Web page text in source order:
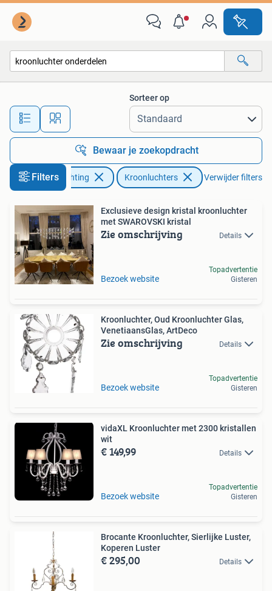
Alle afstanden…
Sorteer op
Bewaar je zoekopdracht
Filters
Huis en Inrichting Kroonluchters Verwijder filters
Exclusieve design kristal kroonluchter
met SWAROVSKI kristal
Zie omschrijving Details
Bezoek website
Topadvertentie
Gisteren
Kroonluchter, Oud Kroonluchter Glas,
VenetiaansGlas, ArtDeco
Zie omschrijving Details
Bezoek website
Topadvertentie
Gisteren
vidaXL Kroonluchter met 2300 kristallen
wit
€ 149,99 Details
Bezoek website
Topadvertentie
Gisteren
Brocante Kroonluchter, Sierlijke Luster,
Koperen Luster
€ 295,00 Details